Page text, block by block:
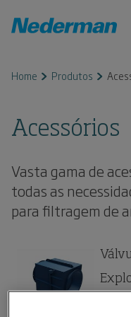
Home Produtos
Acessórios
Vasta gama de
todas as
para filtragem de